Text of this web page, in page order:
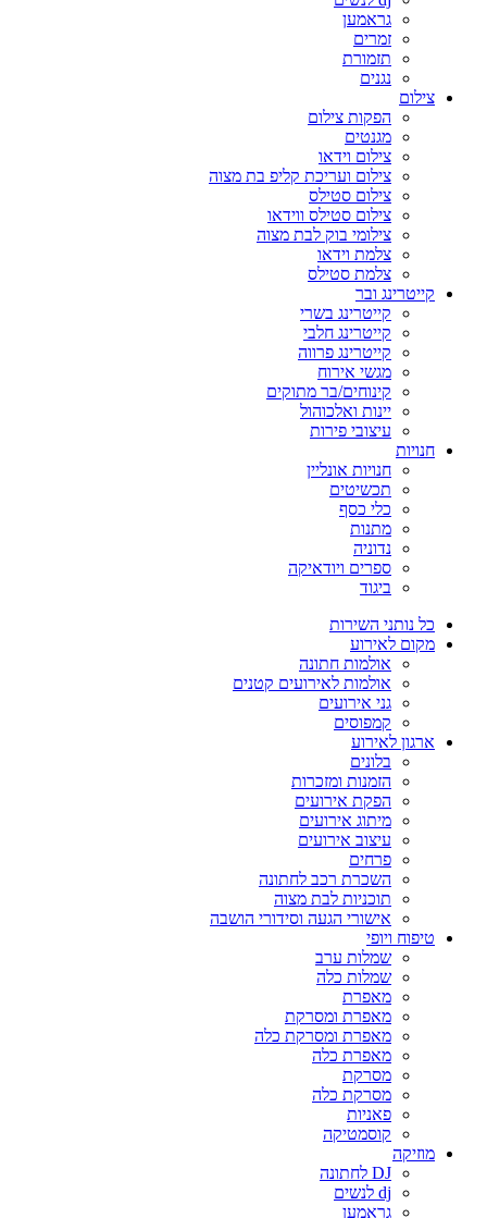
גראמען
זמרים
תזמורת
נגנים
צילום
הפקות צילום
מגנטים
צילום וידאו
צילום ועריכת קליפ בת מצוה
צילום סטילס
צילום סטילס ווידאו
צילומי בוק לבת מצוה
צלמת וידאו
צלמת סטילס
קייטרינג ובר
קייטרינג בשרי
קייטרינג חלבי
קייטרינג פרווה
מגשי אירוח
קינוחים/בר מתוקים
יינות ואלכוהול
עיצובי פירות
חנויות
חנויות אונליין
תכשיטים
כלי כסף
מתנות
נדוניה
ספרים ויודאיקה
ביגוד
כל נותני השירות
מקום לאירוע
אולמות חתונה
אולמות לאירועים קטנים
גני אירועים
קמפוסים
ארגון לאירוע
בלונים
הזמנות ומזכרות
הפקת אירועים
מיתוג אירועים
עיצוב אירועים
פרחים
השכרת רכב לחתונה
תוכניות לבת מצוה
אישורי הגעה וסידורי הושבה
טיפוח ויופי
שמלות ערב
שמלות כלה
מאפרת
מאפרת ומסרקת
מאפרת ומסרקת כלה
מאפרת כלה
מסרקת
מסרקת כלה
פאניות
קוסמטיקה
מוזיקה
DJ לחתונה
dj לנשים
גראמען